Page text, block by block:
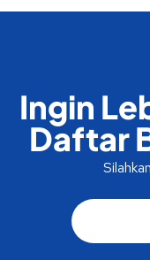
Ingin
Daftar